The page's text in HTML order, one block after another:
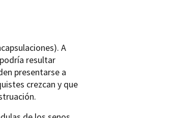
A
resultar
presentarse a
crezcan y que